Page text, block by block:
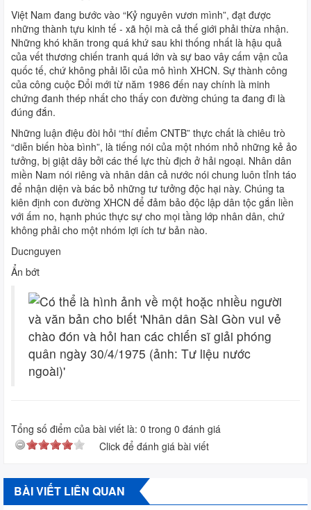
Việt Nam đang bước vào “Kỷ nguyên vươn mình”, đạt được
những thành tựu kinh tế - xã hội mà cả thế giới phải thừa nhận.
Những khó khăn trong quá khứ sau khi thống nhất là hậu quả
của vết thương chiến tranh quá lớn và sự bao vây cấm vận của
quốc tế, chứ không phải lỗi của mô hình XHCN. Sự thành công
của công cuộc Đổi mới từ năm 1986 đến nay chính là minh
chứng đanh thép nhất cho thấy con đường chúng ta đang đi là
đúng đắn.
Những luận điệu đòi hỏi “thí điểm CNTB” thực chất là chiêu trò
“diễn biến hòa bình”, là tiếng nói của một nhóm nhỏ những kẻ ảo
tưởng, bị giật dây bởi các thế lực thù địch ở hải ngoại. Nhân dân
miền Nam nói riêng và nhân dân cả nước nói chung luôn tỉnh táo
để nhận diện và bác bỏ những tư tưởng độc hại này. Chúng ta
kiên định con đường XHCN để đảm bảo độc lập dân tộc gắn liền
với ấm no, hạnh phúc thực sự cho mọi tầng lớp nhân dân, chứ
không phải cho một nhóm lợi ích tư bản nào.
Ducnguyen
Ẩn bớt
Tổng số điểm của bài viết là: 0 trong 0 đánh giá
Click để đánh giá bài viết
BÀI VIẾT LIÊN QUAN